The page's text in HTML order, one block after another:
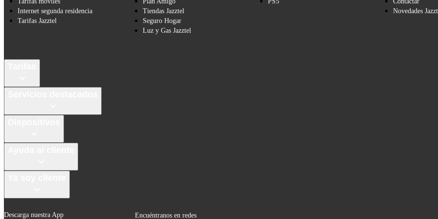
Internet segunda residencia
Tarifas Jazztel
Tiendas Jazztel
Seguro Hogar
Luz y Gas Jazztel
Novedades
Descarga nuestra App Encuéntranos en redes